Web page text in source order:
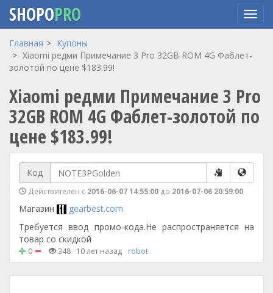
Перейти
основному
SHOPOPRO
Главная
Купоны
Xiaomi редми Примечание 3 Pro 32GB ROM 4G Фаблет-
золотой по цене $183.99!
Xiaomi редми Примечание 3 Pro
32GB ROM 4G Фаблет-золотой по
цене $183.99!
Код
Действителен с 2016-06-07 14:55:00 до 2016-07-06 20:59:00
Магазин
gearbest.com
Требуется ввод промо-кода.Не распространяется на
товар со скидкой
0 348 10 лет назад robot